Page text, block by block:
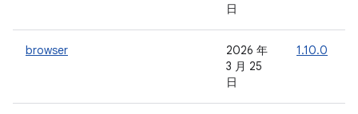
日
browser
2026 年
3 月 25
日
1.10.0